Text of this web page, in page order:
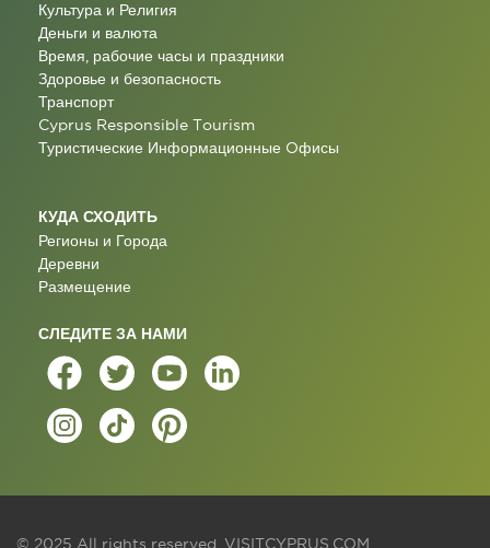
Культура и Религия
Деньги и валюта
Время, рабочие часы и праздники
Здоровье и безопасность
Транспорт
Cyprus Responsible Tourism
Туристические Информационные Oфисы
КУДА СХОДИТЬ
Регионы и Города
Деревни
Размещение
СЛЕДИТЕ ЗА НАМИ
© 2025 All rights reserved. VISITCYPRUS.COM